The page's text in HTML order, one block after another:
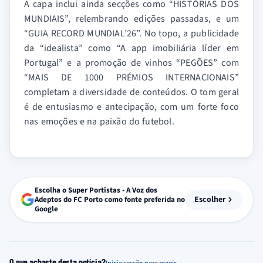
A capa inclui ainda secções como “HISTÓRIAS DOS
MUNDIAIS”, relembrando edições passadas, e um
“GUIA RECORD MUNDIAL’26”. No topo, a publicidade
da “idealista” como “A app imobiliária líder em
Portugal” e a promoção de vinhos “PEGÕES” com
“MAIS DE 1000 PRÉMIOS INTERNACIONAIS”
completam a diversidade de conteúdos. O tom geral
é de entusiasmo e antecipação, com um forte foco
nas emoções e na paixão do futebol.
Escolha o Super Portistas - A Voz dos
Adeptos do FC Porto como fonte preferida no
Google
Escolher